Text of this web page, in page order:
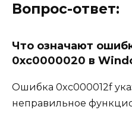
Вопрос-ответ:
Что означают
0xc0000020 в
Ошибка 0xc000012f
неправильное